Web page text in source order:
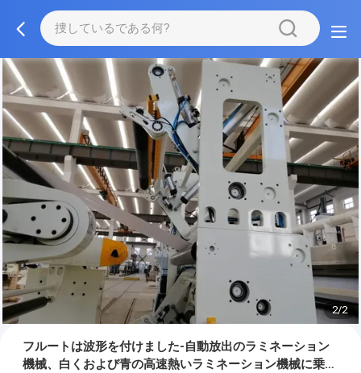
2/2
フルートは波形を付けました-自動放出のラミネーション
機械、白くおよび青の高速熱いラミネーション機械に乗っ